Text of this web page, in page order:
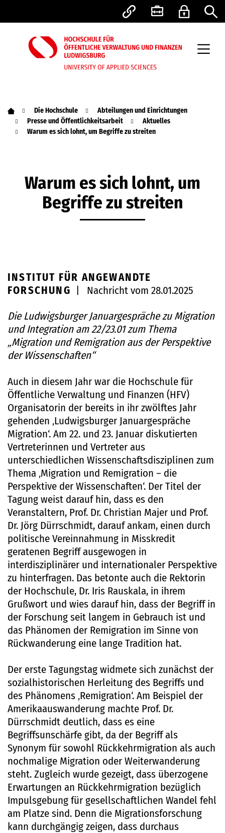
Die Hochschule
Abteilungen und Einrichtungen
Presse und Öffentlichkeitsarbeit
Aktuelles
Warum es sich lohnt, um Begriffe zu streiten
Warum es sich lohnt, um
Begriffe zu streiten
INSTITUT FÜR ANGEWANDTE
FORSCHUNG
Nachricht vom 28.01.2025
Die Ludwigsburger Januargespräche zu Migration
und Integration am 22/23.01 zum Thema
„Migration und Remigration aus der Perspektive
der Wissenschaften“
Auch in diesem Jahr war die Hochschule für
Öffentliche Verwaltung und Finanzen (HFV)
Organisatorin der bereits in ihr zwölftes Jahr
gehenden ‚Ludwigsburger Januargespräche
Migration‘. Am 22. und 23. Januar diskutierten
Vertreterinnen und Vertreter aus
unterschiedlichen Wissenschaftsdisziplinen zum
Thema ‚Migration und Remigration – die
Perspektive der Wissenschaften‘. Der Titel der
Tagung weist darauf hin, dass es den
Veranstaltern, Prof. Dr. Christian Majer und Prof.
Dr. Jörg Dürrschmidt, darauf ankam, einen durch
politische Vereinnahmung in Misskredit
geratenen Begriff ausgewogen in
interdisziplinärer und internationaler Perspektive
zu hinterfragen. Das betonte auch die Rektorin
der Hochschule, Dr. Iris Rauskala, in ihrem
Grußwort und wies darauf hin, dass der Begriff in
der Forschung seit langem in Gebrauch ist und
das Phänomen der Remigration im Sinne von
Rückwanderung eine lange Tradition hat.
Der erste Tagungstag widmete sich zunächst der
sozialhistorischen Herleitung des Begriffs und
des Phänomens ‚Remigration‘. Am Beispiel der
Amerikaauswanderung machte Prof. Dr.
Dürrschmidt deutlich, dass es eine
Begriffsunschärfe gibt, da der Begriff als
Synonym für sowohl Rückkehrmigration als auch
nochmalige Migration oder Weiterwanderung
steht. Zugleich wurde gezeigt, dass überzogene
Erwartungen an Rückkehrmigration bezüglich
Impulsgebung für gesellschaftlichen Wandel fehl
am Platze sind. Denn die Migrationsforschung
kann durchgängig zeigen, dass durchaus